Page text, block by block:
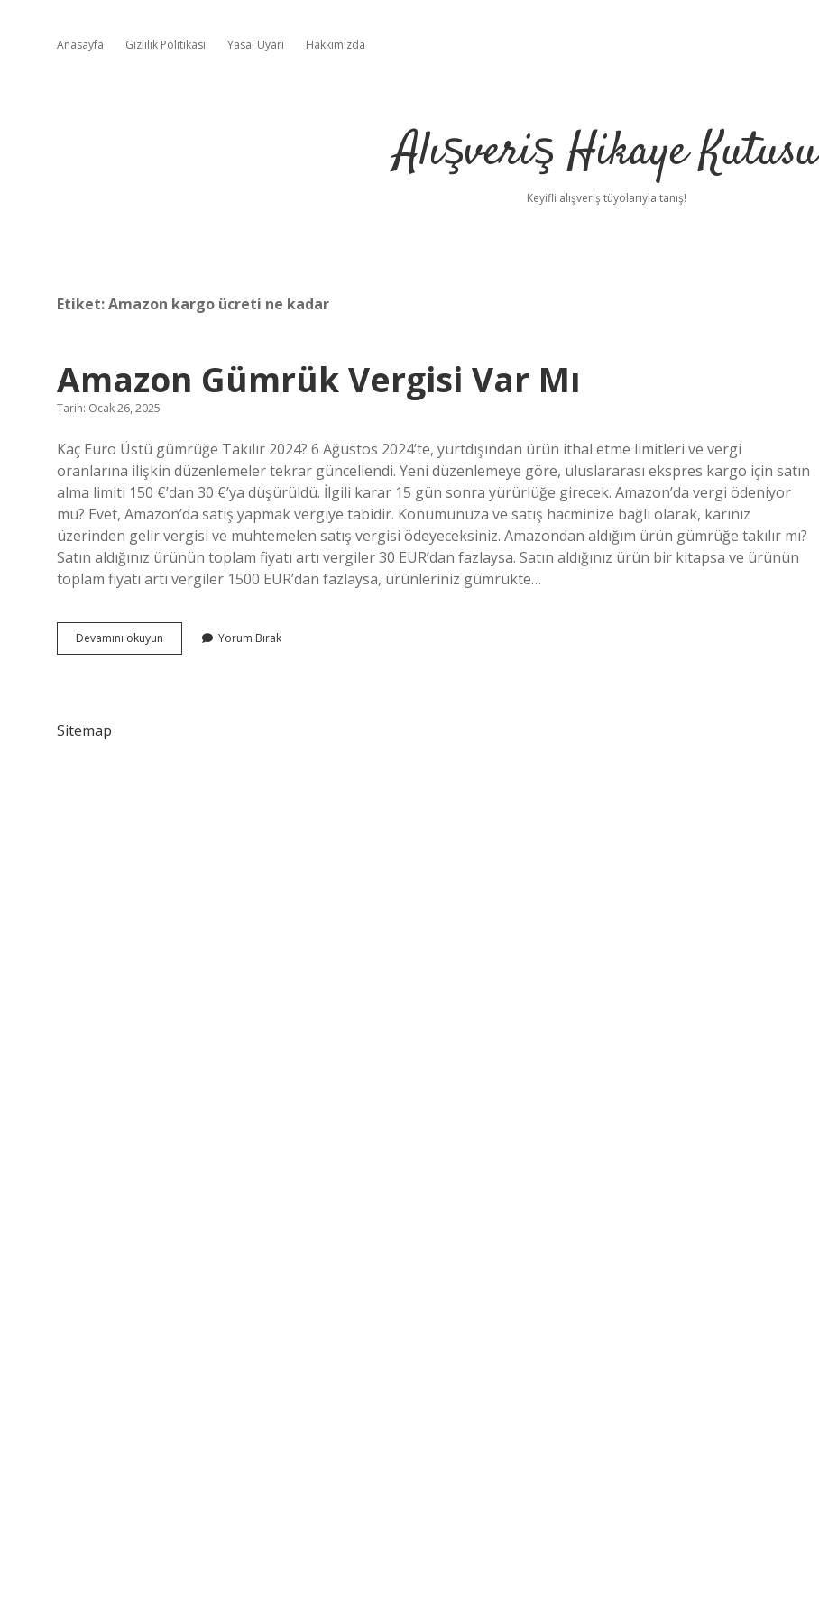
Anasayfa Gizlilik Politikası Yasal Uyarı Hakkımızda
Alışveriş Hikaye Kutusu
Keyifli alışveriş tüyolarıyla tanış!
Etiket:Amazon kargo ücreti ne kadar
Amazon Gümrük Vergisi Var Mı
Tarih: Ocak 26, 2025
Kaç Euro Üstü gümrüğe Takılır 2024? 6 Ağustos 2024’te, yurtdışından ürün ithal etme limitleri ve vergi
oranlarına ilişkin düzenlemeler tekrar güncellendi. Yeni düzenlemeye göre, uluslararası ekspres kargo için satın
alma limiti 150 €’dan 30 €’ya düşürüldü. İlgili karar 15 gün sonra yürürlüğe girecek. Amazon’da vergi ödeniyor
mu? Evet, Amazon’da satış yapmak vergiye tabidir. Konumunuza ve satış hacminize bağlı olarak, karınız
üzerinden gelir vergisi ve muhtemelen satış vergisi ödeyeceksiniz. Amazondan aldığım ürün gümrüğe takılır mı?
Satın aldığınız ürünün toplam fiyatı artı vergiler 30 EUR’dan fazlaysa. Satın aldığınız ürün bir kitapsa ve ürünün
toplam fiyatı artı vergiler 1500 EUR’dan fazlaysa, ürünleriniz gümrükte…
Devamını okuyun Amazon
Gümrük
Yorum Bırak
Sitemap